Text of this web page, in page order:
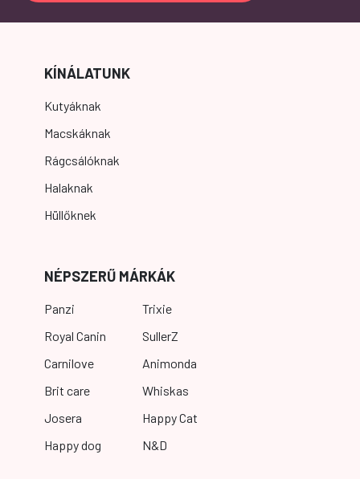
KÍNÁLATUNK
Kutyáknak
Macskáknak
Rágcsálóknak
Halaknak
Hüllőknek
NÉPSZERŰ MÁRKÁK
Panzi
Royal Canin
Carnilove
Brit care
Josera
Happy dog
Trixie
SullerZ
Animonda
Whiskas
Happy Cat
N&D